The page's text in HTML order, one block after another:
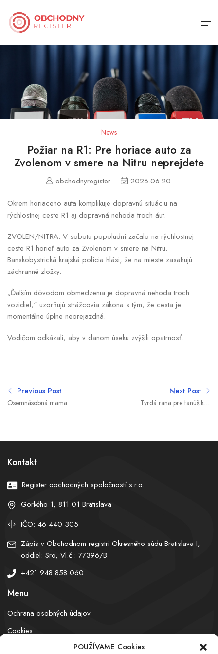
POUŽÍVAME Cookies
News
Požiar na R1: Pre horiace auto za
Zvolenom v smere na Nitru neprejdete
obchodnyregister 2026.06.20.
Okrem horiaceho auta komplikuje dopravnú situáciu na
rýchlostnej ceste R1 aj dopravná nehoda troch áut.
ZVOLEN/NITRA: V sobotu popoludní začalo na rýchlostnej
ceste R1 horieť auto za Zvolenom v smere na Nitru.
Banskobystrická krajská polícia hlási, že na mieste zasahujú
záchranné zložky.
„Ďalším dôvodom obmedzenia je dopravná nehoda troch
vozidiel,“ uzorňujú strážcovia zákona s tým, že cesta je
momentálne úplne neprejazdná.
Vodičom odkázali, aby v danom úseku zvýšili opatrnosť.
Previous Post
Osemnásobná mama
Next Post
Tvrdá rana pre fanúšikov
Kontakt
Register obchodných spoločností s.r.o.
Gorkého 1, 811 01 Bratislava
IČO: 46 440 305
Zápis v Obchodnom registri Okresného súdu Bratislava I,
oddiel: Sro, Vl.č.: 77396/B
+421 948 858 060
Menu
Ochrana osobných údajov
Cookies